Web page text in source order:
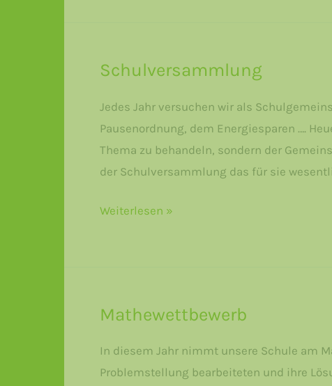
Schulversammlung
Jedes Jahr versuchen wir als
Pausenordnung, dem Energiesparen ….
Thema zu behandeln, sondern der
der Schulversammlung das für sie
Schulversammlung
Weiterlesen »
Mathewettbewerb
In diesem Jahr nimmt unsere Schule am
Problemstellung bearbeiteten und ihre